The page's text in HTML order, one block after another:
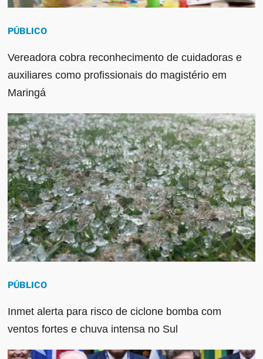
PÚBLICO
Vereadora cobra reconhecimento de cuidadoras e
auxiliares como profissionais do magistério em
Maringá
PÚBLICO
Inmet alerta para risco de ciclone bomba com
ventos fortes e chuva intensa no Sul